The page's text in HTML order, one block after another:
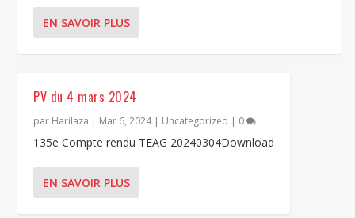
EN SAVOIR PLUS
PV du 4 mars 2024
par Harilaza | Mar 6, 2024| Uncategorized | 0
135e Compte rendu TEAG 20240304Download
EN SAVOIR PLUS